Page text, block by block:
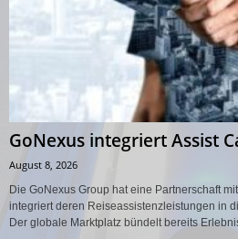
GoNexus integriert Assist
August 8, 2026
Die GoNexus Group hat eine Partnerschaft
integriert deren Reiseassistenzleistungen in
Der globale Marktplatz bündelt bereits